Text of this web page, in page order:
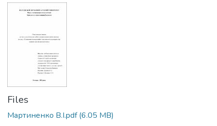
Files
Мартиненко В.І.pdf(6.05 MB)